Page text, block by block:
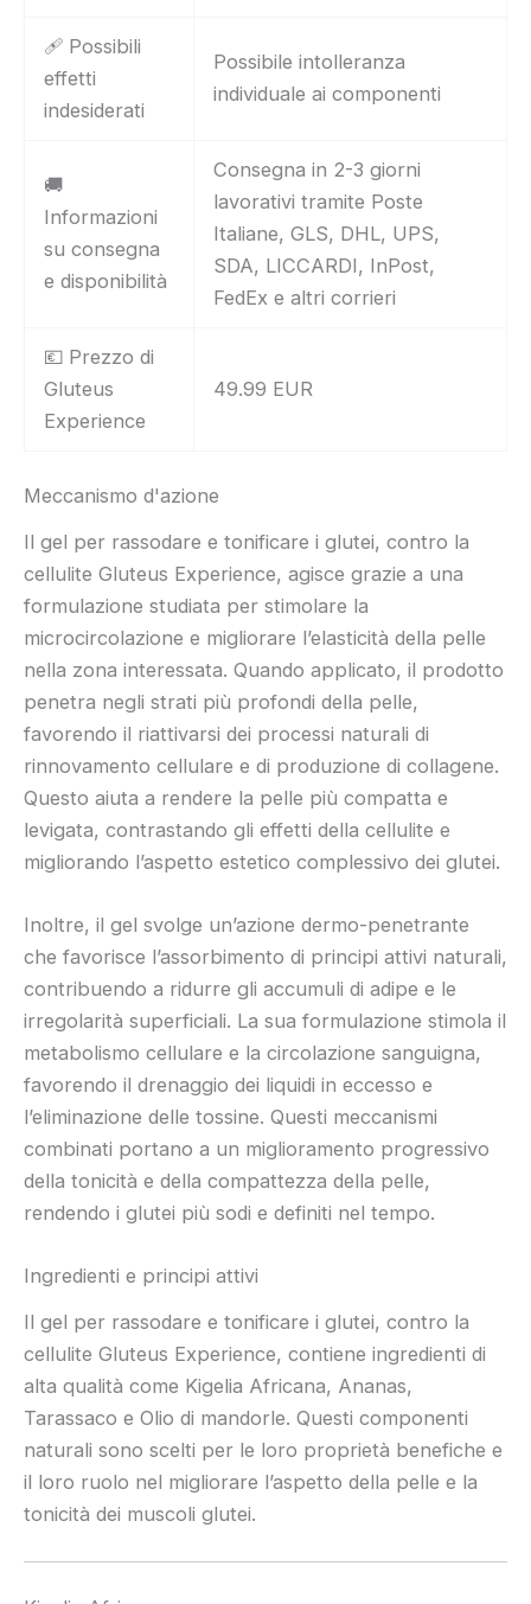
🩹 Possibili
effetti
indesiderati
Possibile intolleranza
individuale ai componenti
🚚
Informazioni
su consegna
e disponibilità
Consegna in 2-3 giorni
lavorativi tramite Poste
Italiane, GLS, DHL, UPS,
SDA, LICCARDI, InPost,
FedEx e altri corrieri
💶 Prezzo di
Gluteus
Experience
49.99 EUR
Meccanismo d'azione
Il gel per rassodare e tonificare i glutei, contro la
cellulite Gluteus Experience, agisce grazie a una
formulazione studiata per stimolare la
microcircolazione e migliorare l’elasticità della pelle
nella zona interessata. Quando applicato, il prodotto
penetra negli strati più profondi della pelle,
favorendo il riattivarsi dei processi naturali di
rinnovamento cellulare e di produzione di collagene.
Questo aiuta a rendere la pelle più compatta e
levigata, contrastando gli effetti della cellulite e
migliorando l’aspetto estetico complessivo dei glutei.
Inoltre, il gel svolge un’azione dermo-penetrante
che favorisce l’assorbimento di principi attivi naturali,
contribuendo a ridurre gli accumuli di adipe e le
irregolarità superficiali. La sua formulazione stimola il
metabolismo cellulare e la circolazione sanguigna,
favorendo il drenaggio dei liquidi in eccesso e
l’eliminazione delle tossine. Questi meccanismi
combinati portano a un miglioramento progressivo
della tonicità e della compattezza della pelle,
rendendo i glutei più sodi e definiti nel tempo.
Ingredienti e principi attivi
Il gel per rassodare e tonificare i glutei, contro la
cellulite Gluteus Experience, contiene ingredienti di
alta qualità come Kigelia Africana, Ananas,
Tarassaco e Olio di mandorle. Questi componenti
naturali sono scelti per le loro proprietà benefiche e
il loro ruolo nel migliorare l’aspetto della pelle e la
tonicità dei muscoli glutei.